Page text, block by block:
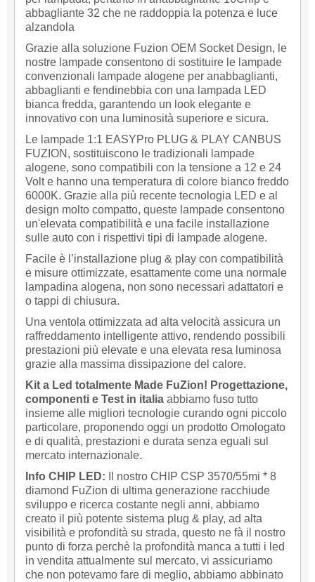
abbagliante 32 che ne raddoppia la potenza e luce
alzandola
Grazie alla soluzione Fuzion OEM Socket Design, le
nostre lampade consentono di sostituire le lampade
convenzionali lampade alogene per anabbaglianti,
abbaglianti e fendinebbia con una lampada LED
bianca fredda, garantendo un look elegante e
innovativo con una luminosità superiore e sicura.
Le lampade 1:1 EASYPro PLUG & PLAY CANBUS
FUZION, sostituiscono le tradizionali lampade
alogene, sono compatibili con la tensione a 12 e 24
Volt e hanno una temperatura di colore bianco freddo
6000K. Grazie alla più recente tecnologia LED e al
design molto compatto, queste lampade consentono
un'elevata compatibilità e una facile installazione
sulle auto con i rispettivi tipi di lampade alogene.
Facile è l’installazione plug & play con compatibilità
e misure ottimizzate, esattamente come una normale
lampadina alogena, non sono necessari adattatori e
o tappi di chiusura.
Una ventola ottimizzata ad alta velocità assicura un
raffreddamento intelligente attivo, rendendo possibili
prestazioni più elevate e una elevata resa luminosa
grazie alla massima dissipazione del calore.
Kit a Led totalmente Made FuZion! Progettazione,
componenti e Test in italia abbiamo fuso tutto
insieme alle migliori tecnologie curando ogni piccolo
particolare, proponendo oggi un prodotto Omologato
e di qualità, prestazioni e durata senza eguali sul
mercato internazionale.
Info CHIP LED:
Il nostro CHIP CSP 3570/55mi * 8
diamond FuZion di ultima generazione racchiude
sviluppo e ricerca costante negli anni, abbiamo
creato il più potente sistema plug & play, ad alta
visibilità e profondità su strada, questo ne fà il nostro
punto di forza perchè la profondità manca a tutti i led
in vendita attualmente sul mercato, vi assicuriamo
che non potevamo fare di meglio, abbiamo abbinato